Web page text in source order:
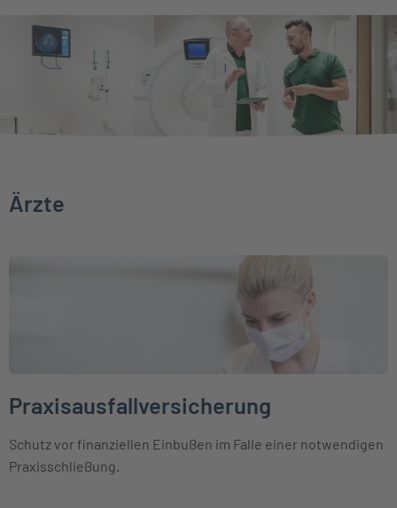
Ärzte
Praxisausfallversicherung
Schutz vor finanziellen Einbußen im Falle einer notwendigen
Praxisschließung.